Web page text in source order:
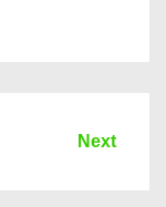
Next